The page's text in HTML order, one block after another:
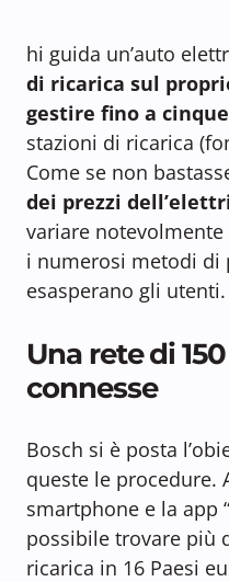
hi guida un’auto
di ricarica sul
gestire fino a
stazioni di ricarica
Come se non
dei prezzi
variare notevolmente
i numerosi metodi di
esasperano gli utenti.
Una rete di
connesse
Bosch si è posta
queste le procedure.
smartphone e la app
possibile trovare più
ricarica in 16 Paesi